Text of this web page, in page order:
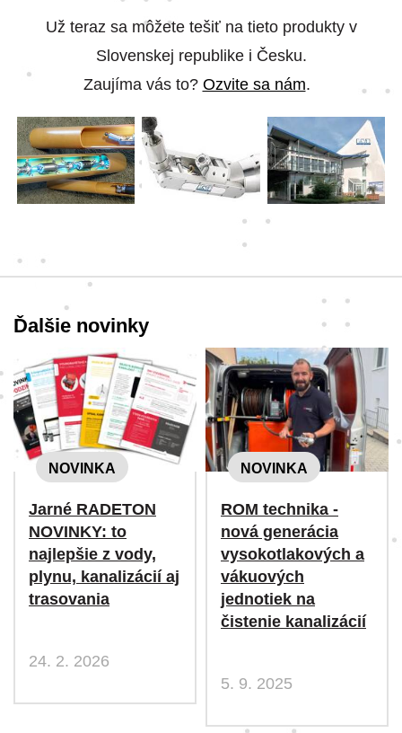
Už teraz sa môžete tešiť na tieto produkty v
Slovenskej republike i Česku.
Zaujíma vás to? Ozvite sa nám.
Ďalšie novinky
NOVINKA
Jarné RADETON
NOVINKY: to
najlepšie z vody,
plynu, kanalizácií aj
trasovania
24. 2. 2026
NOVINKA
ROM technika -
nová generácia
vysokotlakových a
vákuových
jednotiek na
čistenie kanalizácií
5. 9. 2025